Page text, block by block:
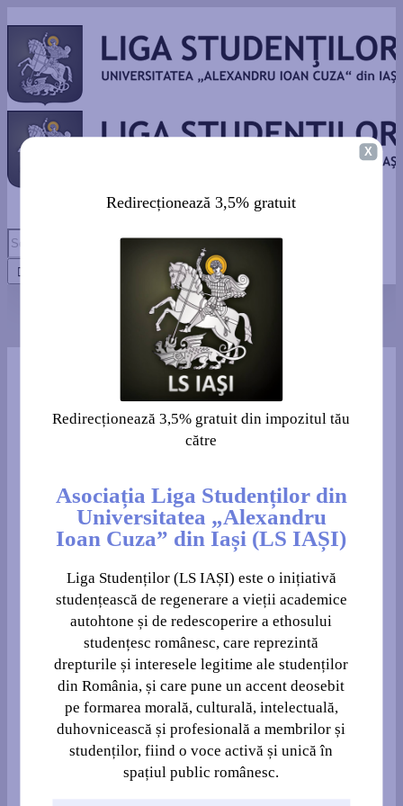
Redirecționează 3,5% din impozit
Dacă vrei să susții Liga Studenților (LS IAȘI) prin
redirecționarea a 3,5% din impozitul pe venitul din anul trecut
va fi considerată ca fiind făcută pentru redirecționarea
procentului din impozitul pentru anul 2025, iar solicitarea ta va fi
transmisă ANAF la începutul anului 2026.Dacă alegi să nu
completezi acest formular, procentul respectiv va ajunge în
mâna oamenilor politici, în loc să ajungă la noi.
Completează datele tale personale: